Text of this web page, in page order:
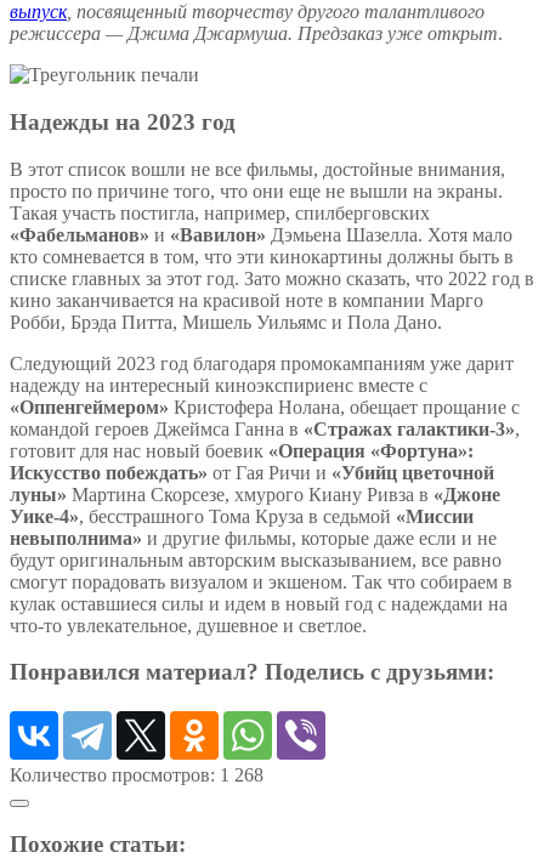
выпуск, посвященный творчеству другого талантливого
режиссера — Джима Джармуша. Предзаказ уже открыт.
Надежды на 2023 год
В этот список вошли не все фильмы, достойные внимания,
просто по причине того, что они еще не вышли на экраны.
Такая участь постигла, например, спилберговских
«Фабельманов» и «Вавилон» Дэмьена Шазелла. Хотя мало
кто сомневается в том, что эти кинокартины должны быть в
списке главных за этот год. Зато можно сказать, что 2022 год в
кино заканчивается на красивой ноте в компании Марго
Робби, Брэда Питта, Мишель Уильямс и Пола Дано.
Следующий 2023 год благодаря промокампаниям уже дарит
надежду на интересный киноэкспириенс вместе с
«Оппенгеймером» Кристофера Нолана, обещает прощание с
командой героев Джеймса Ганна в «Стражах галактики-3»,
готовит для нас новый боевик «Операция «Фортуна»:
Искусство побеждать» от Гая Ричи и «Убийц цветочной
луны» Мартина Скорсезе, хмурого Киану Ривза в «Джоне
Уике-4», бесстрашного Тома Круза в седьмой «Миссии
невыполнима» и другие фильмы, которые даже если и не
будут оригинальным авторским высказыванием, все равно
смогут порадовать визуалом и экшеном. Так что собираем в
кулак оставшиеся силы и идем в новый год с надеждами на
что-то увлекательное, душевное и светлое.
Понравился материал? Поделись с друзьями:
Количество просмотров: 1 268
Похожие статьи: